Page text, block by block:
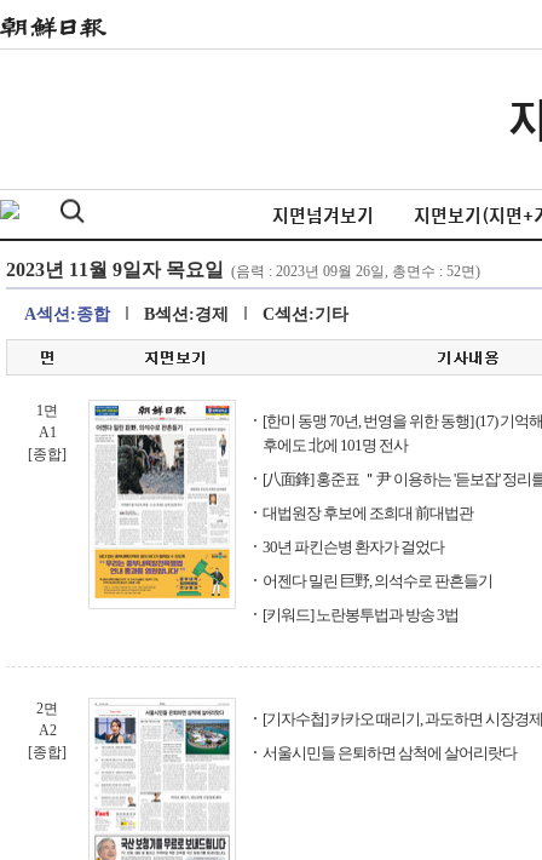
지면넘겨보기 지면보기(지면+
A섹션:종합 B섹션:경제 C섹션:기타
1면
A1
[종합]
[한미 동맹 70년, 번영을 위한 동행] (17) 기억
후에도 北에 101명 전사
[八面鋒] 홍준표 ＂尹 이용하는 '듣보잡' 정리
대법원장 후보에 조희대 前대법관
30년 파킨슨병 환자가 걸었다
어젠다 밀린 巨野, 의석수로 판흔들기
[키워드] 노란봉투법과 방송 3법
2면
A2
[종합]
[기자수첩] 카카오 때리기, 과도하면 시장경
서울시민들 은퇴하면 삼척에 살어리랏다